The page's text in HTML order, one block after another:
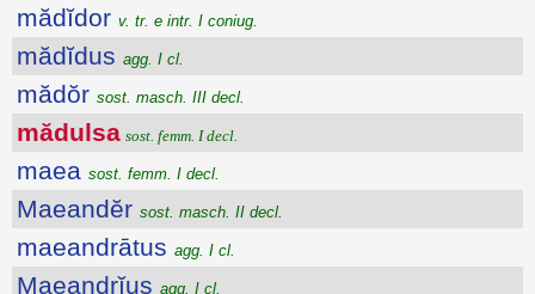
mădĭdor v. tr. e intr. I coniug.
mădĭdus agg. I cl.
mădŏr sost. masch. III decl.
mădulsa sost. femm. I decl.
maea sost. femm. I decl.
Maeandĕr sost. masch. II decl.
maeandrātus agg. I cl.
Maeandrĭus agg. I cl.